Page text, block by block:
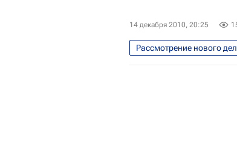
14 декабря 2010, 20:25
Рассмотрение нового